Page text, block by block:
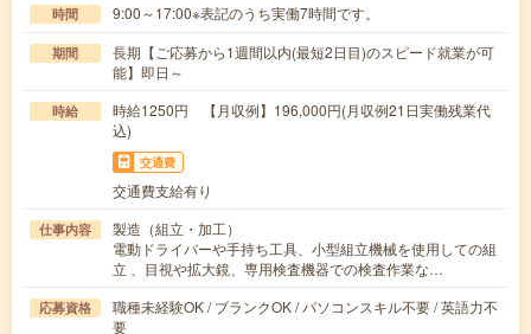
時間 9:00～17:00※表記のうち実働7時間です。
期間
長期【ご応募から1週間以内(最短2日目)のスピード就業が可
能】即日～
時給
時給1250円 【月収例】196,000円(月収例21日実働残業代
込)
交通費
交通費支給有り
仕事内容
製造（組立・加工）
電動ドライバーや手持ち工具、小型組立機械を使用しての組
立 、目視や拡大鏡、専用検査機器での検査作業な…
応募資格
職種未経験OK / ブランクOK / パソコンスキル不要 / 英語力不
要